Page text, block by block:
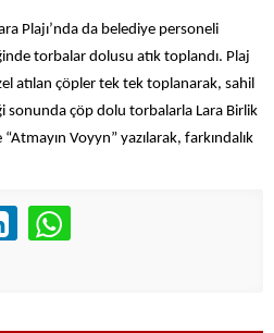
Plajı’nda da belediye personeli
torbalar dolusu atık toplandı. Plaj
atılan çöpler tek tek toplanarak, sahil
sonunda çöp dolu torbalarla Lara Birlik
Voyyn” yazılarak, farkındalık